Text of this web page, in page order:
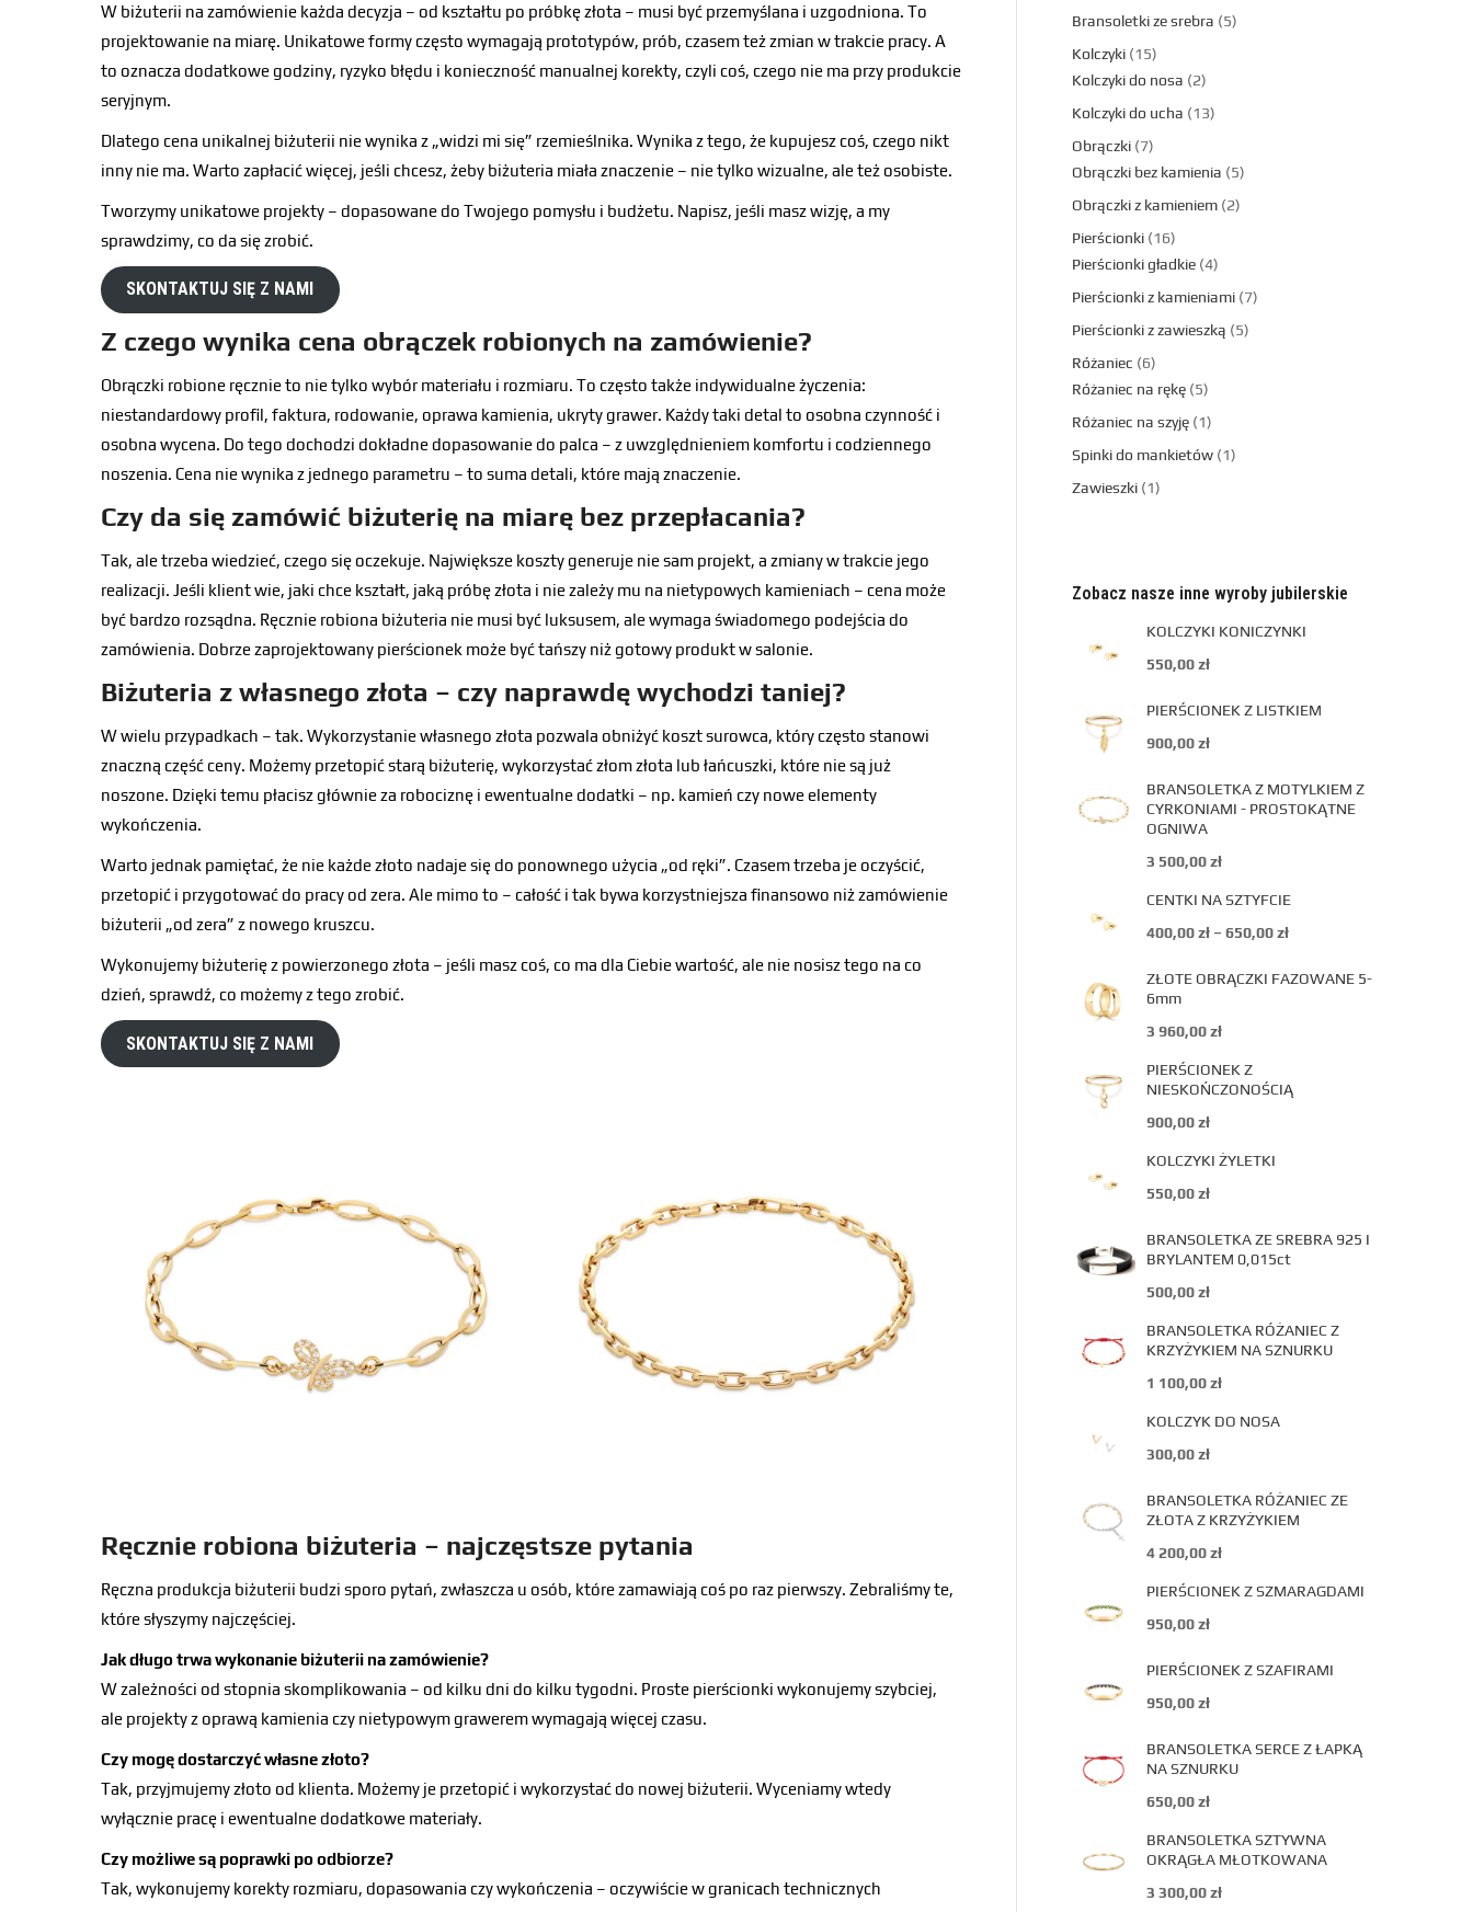
W biżuterii na zamówienie każda decyzja – od kształtu po próbkę złota – musi być przemyślana i uzgodniona. To
projektowanie na miarę. Unikatowe formy często wymagają prototypów, prób, czasem też zmian w trakcie pracy. A
to oznacza dodatkowe godziny, ryzyko błędu i konieczność manualnej korekty, czyli coś, czego nie ma przy produkcie
seryjnym.
Dlatego cena unikalnej biżuterii nie wynika z „widzi mi się” rzemieślnika. Wynika z tego, że kupujesz coś, czego nikt
inny nie ma. Warto zapłacić więcej, jeśli chcesz, żeby biżuteria miała znaczenie – nie tylko wizualne, ale też osobiste.
Tworzymy unikatowe projekty – dopasowane do Twojego pomysłu i budżetu. Napisz, jeśli masz wizję, a my
sprawdzimy, co da się zrobić.
SKONTAKTUJ SIĘ Z NAMI
Z czego wynika cena obrączek robionych na zamówienie?
Obrączki robione ręcznie to nie tylko wybór materiału i rozmiaru. To często także indywidualne życzenia:
niestandardowy profil, faktura, rodowanie, oprawa kamienia, ukryty grawer. Każdy taki detal to osobna czynność i
osobna wycena. Do tego dochodzi dokładne dopasowanie do palca – z uwzględnieniem komfortu i codziennego
noszenia. Cena nie wynika z jednego parametru – to suma detali, które mają znaczenie.
Czy da się zamówić biżuterię na miarę bez przepłacania?
Tak, ale trzeba wiedzieć, czego się oczekuje. Największe koszty generuje nie sam projekt, a zmiany w trakcie jego
realizacji. Jeśli klient wie, jaki chce kształt, jaką próbę złota i nie zależy mu na nietypowych kamieniach – cena może
być bardzo rozsądna. Ręcznie robiona biżuteria nie musi być luksusem, ale wymaga świadomego podejścia do
zamówienia. Dobrze zaprojektowany pierścionek może być tańszy niż gotowy produkt w salonie.
Biżuteria z własnego złota – czy naprawdę wychodzi taniej?
W wielu przypadkach – tak. Wykorzystanie własnego złota pozwala obniżyć koszt surowca, który często stanowi
znaczną część ceny. Możemy przetopić starą biżuterię, wykorzystać złom złota lub łańcuszki, które nie są już
noszone. Dzięki temu płacisz głównie za robociznę i ewentualne dodatki – np. kamień czy nowe elementy
wykończenia.
Warto jednak pamiętać, że nie każde złoto nadaje się do ponownego użycia „od ręki”. Czasem trzeba je oczyścić,
przetopić i przygotować do pracy od zera. Ale mimo to – całość i tak bywa korzystniejsza finansowo niż zamówienie
biżuterii „od zera” z nowego kruszcu.
Wykonujemy biżuterię z powierzonego złota – jeśli masz coś, co ma dla Ciebie wartość, ale nie nosisz tego na co
dzień, sprawdź, co możemy z tego zrobić.
SKONTAKTUJ SIĘ Z NAMI
Ręcznie robiona biżuteria – najczęstsze pytania
Ręczna produkcja biżuterii budzi sporo pytań, zwłaszcza u osób, które zamawiają coś po raz pierwszy. Zebraliśmy te,
które słyszymy najczęściej.
Jak długo trwa wykonanie biżuterii na zamówienie?
W zależności od stopnia skomplikowania – od kilku dni do kilku tygodni. Proste pierścionki wykonujemy szybciej,
ale projekty z oprawą kamienia czy nietypowym grawerem wymagają więcej czasu.
Czy mogę dostarczyć własne złoto?
Tak, przyjmujemy złoto od klienta. Możemy je przetopić i wykorzystać do nowej biżuterii. Wyceniamy wtedy
wyłącznie pracę i ewentualne dodatkowe materiały.
Czy możliwe są poprawki po odbiorze?
Tak, wykonujemy korekty rozmiaru, dopasowania czy wykończenia – oczywiście w granicach technicznych
Bransoletki ze srebra
5
Kolczyki 15
Kolczyki do nosa
2
Kolczyki do ucha
13
Obrączki 7
Obrączki bez kamienia
5
Obrączki z kamieniem 2
Pierścionki 16
Pierścionki gładkie 4
Pierścionki z kamieniami 7
Pierścionki z zawieszką
5
Różaniec
6
Różaniec na rękę 5
Różaniec na szyję 1
Spinki do mankietów 1
Zawieszki 1
Zobacz nasze inne wyroby jubilerskie
KOLCZYKI KONICZYNKI
550,00zł
PIERŚCIONEK Z LISTKIEM
900,00zł
BRANSOLETKA Z MOTYLKIEM Z
CYRKONIAMI - PROSTOKĄTNE
OGNIWA
3 500,00zł
CENTKI NA SZTYFCIE
400,00zł – 650,00zł
ZŁOTE OBRĄCZKI FAZOWANE 5-
6mm
3 960,00zł
PIERŚCIONEK Z
NIESKOŃCZONOŚCIĄ
900,00zł
KOLCZYKI ŻYLETKI
550,00zł
BRANSOLETKA ZE SREBRA 925 I
BRYLANTEM 0,015ct
500,00zł
BRANSOLETKA RÓŻANIEC Z
KRZYŻYKIEM NA SZNURKU
1 100,00zł
KOLCZYK DO NOSA
300,00zł
BRANSOLETKA RÓŻANIEC ZE
ZŁOTA Z KRZYŻYKIEM
4 200,00zł
PIERŚCIONEK Z SZMARAGDAMI
950,00zł
PIERŚCIONEK Z SZAFIRAMI
950,00zł
BRANSOLETKA SERCE Z ŁAPKĄ
NA SZNURKU
650,00zł
BRANSOLETKA SZTYWNA
OKRĄGŁA MŁOTKOWANA
3 300,00zł